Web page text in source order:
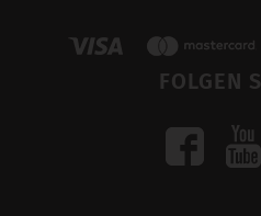
FOLGEN